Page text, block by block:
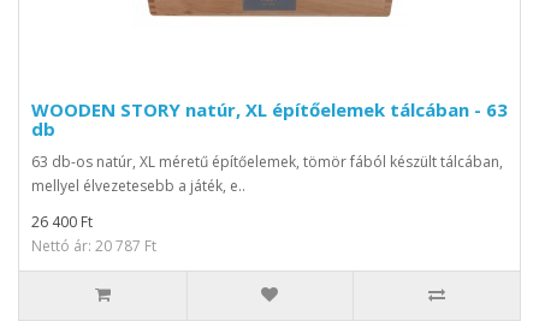
WOODEN STORY natúr, XL építőelemek tálcában - 63
db
63 db-os natúr, XL méretű építőelemek, tömör fából készült tálcában,
mellyel élvezetesebb a játék, e..
26 400 Ft
Nettó ár: 20 787 Ft